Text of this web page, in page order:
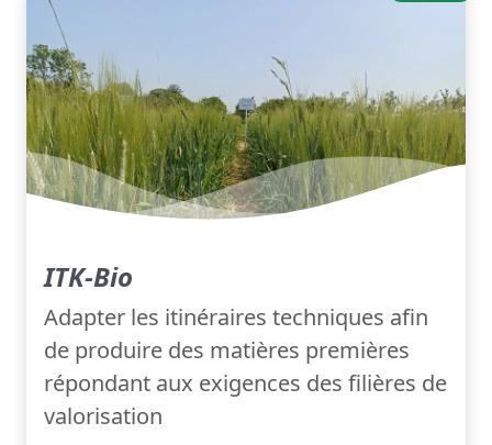
ITK-Bio
Adapter les itinéraires techniques afin
de produire des matières premières
répondant aux exigences des filières de
valorisation